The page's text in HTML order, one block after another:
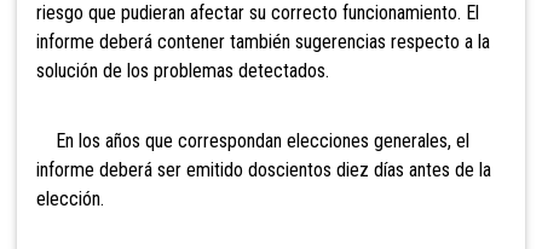
riesgo que pudieran afectar su correcto funcionamiento. El
informe deberá contener también sugerencias respecto a la
solución de los problemas detectados.
En los años que correspondan elecciones generales, el
informe deberá ser emitido doscientos diez días antes de la
elección.